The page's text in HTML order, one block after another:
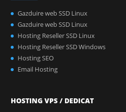
Gazduire web SSD Linux
Gazduire web SSD Linux
Hosting Reseller SSD Linux
Hosting Reseller SSD Windows
Hosting SEO
Email Hosting
HOSTING VPS / DEDICAT